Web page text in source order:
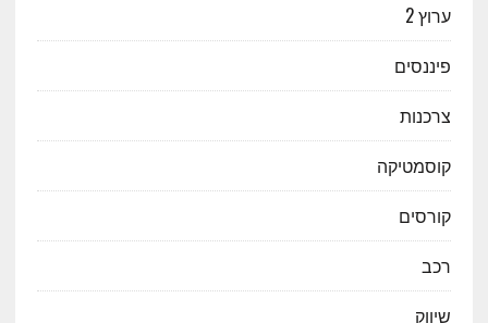
ערוץ 2
פיננסים
צרכנות
קוסמטיקה
קורסים
רכב
שיווק